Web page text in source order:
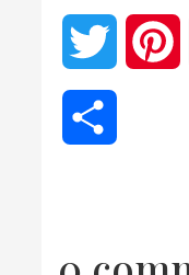
Twitter